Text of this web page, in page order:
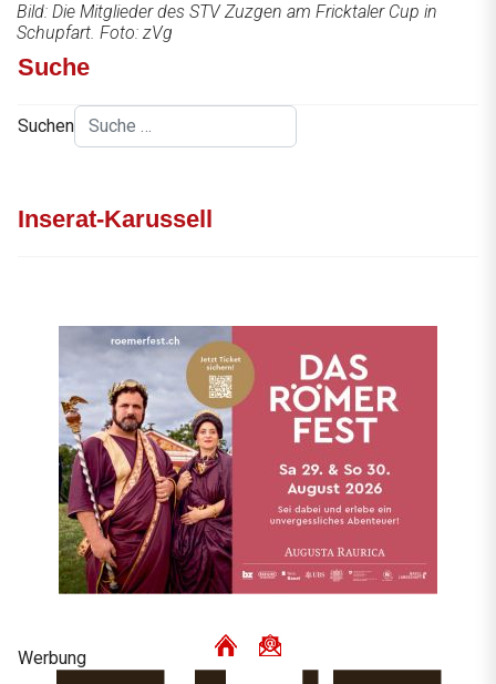
Bild: Die Mitglieder des STV Zuzgen am Fricktaler Cup in
Schupfart. Foto: zVg
Suche
Suchen
Inserat-Karussell
Werbung